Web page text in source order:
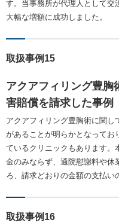
す。当事務所が代理人として交
大幅な増額に成功しました。
取扱事例15
アクアフィリング豊胸
害賠償を請求した事例
アクアフィリング豊胸術に関
があることが明らかとなってお
ているクリニックもあります。
金のみならず、通院慰謝料や休
ろ、請求どおりの金額の支払い
取扱事例16